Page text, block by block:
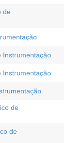
de
Instrumentação
Instrumentação
de
de